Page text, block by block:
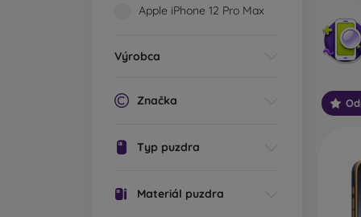
Apple iPhone 12 Pro Max
Výrobca
Značka
Typ puzdra
Materiál puzdra